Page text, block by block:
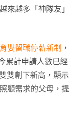
來越多「神隊友」
育嬰留職停薪新制 ，
累計申請人數已經
雙創下新高，顯示
顧需求的父母，提